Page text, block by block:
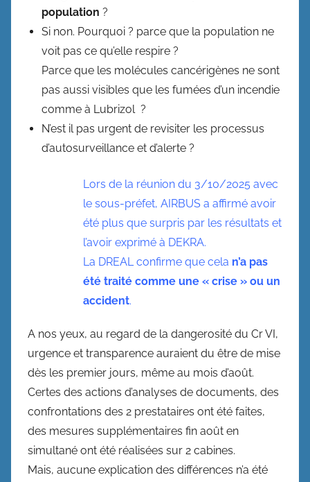
population ?
Si non. Pourquoi ? parce que la population ne
voit pas ce qu’elle respire ?
Parce que les molécules cancérigènes ne sont
pas aussi visibles que les fumées d’un incendie
comme à Lubrizol ?
N’est il pas urgent de revisiter les processus
d’autosurveillance et d’alerte ?
Lors de la réunion du 3/10/2025 avec
le sous-préfet, AIRBUS a affirmé avoir
été plus que surpris par les résultats et
l’avoir exprimé à DEKRA.
La DREAL confirme que cela n’a pas
été traité comme une « crise » ou un
accident.
A nos yeux, au regard de la dangerosité du Cr VI,
urgence et transparence auraient du être de mise
dès les premier jours, même au mois d’août.
Certes des actions d’analyses de documents, des
confrontations des 2 prestataires ont été faites,
des mesures supplémentaires fin août en
simultané ont été réalisées sur 2 cabines.
Mais, aucune explication des différences n’a été